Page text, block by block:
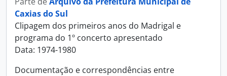
Caxias do Sul
Clipagem dos primeiros anos do Madrigal e
programa do 1º concerto apresentado
Data: 1974-1980
Documentação e correspondências entre